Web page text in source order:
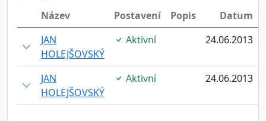
Název
Postavení Popis
Datum
JAN
HOLEJŠOVSKÝ
Aktivní 24.06.2013
JAN
HOLEJŠOVSKÝ
Aktivní 24.06.2013